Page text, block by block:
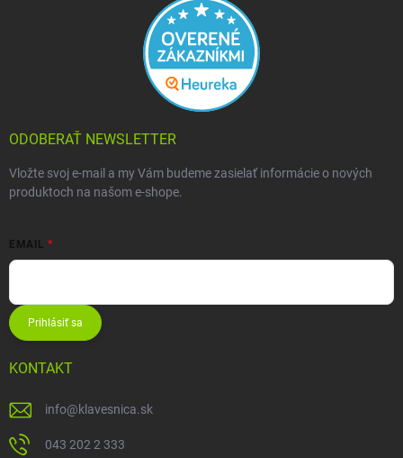
ODOBERAŤ NEWSLETTER
Vložte svoj e-mail a my Vám budeme zasielať informácie o nových
produktoch na našom e-shope.
EMAIL
Prihlásiť sa
KONTAKT
info@klavesnica.sk
043 202 2 333